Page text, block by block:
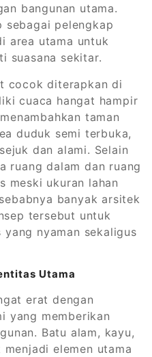
bangunan utama.
sebagai pelengkap
area utama untuk
suasana sekitar.
cocok diterapkan di
cuaca hangat hampir
taman
duduk semi terbuka,
dan alami. Selain
ruang dalam dan ruang
meski ukuran lahan
banyak arsitek
tersebut untuk
nyaman sekaligus
Utama
erat dengan
yang memberikan
Batu alam, kayu,
elemen utama